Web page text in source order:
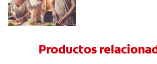
Productos